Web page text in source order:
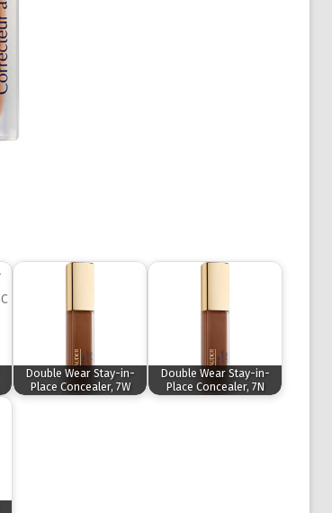
Double Wear Stay-in-
Place Concealer, 7W
Double Wear Stay-in-
Place Concealer, 7N